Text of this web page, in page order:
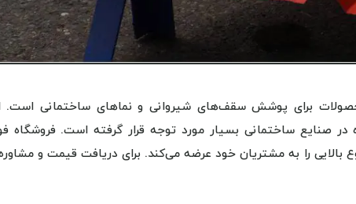
برای پوشش سقف‌های شیروانی و نماهای ساختمانی است.
صنایع ساختمانی بسیار مورد توجه قرار گرفته است. فروشگاه
بالایی را به مشتریان خود عرضه می‌کند. برای دریافت قیمت و